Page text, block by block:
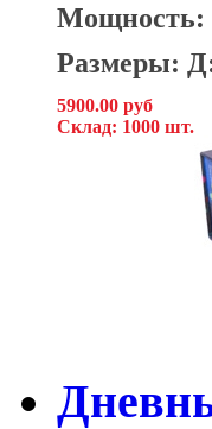
Мощность:
Размеры:
5900.00 руб
Склад: 1000 шт.